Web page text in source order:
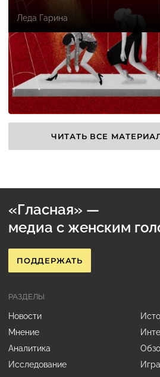
Леда Гарина
ЧИТАТЬ ВСЕ
«Гласная» —
медиа с женским
ПОДДЕРЖАТЬ
РАЗДЕЛЫ
Новости
Мнение
Аналитика
Исследование
Игра